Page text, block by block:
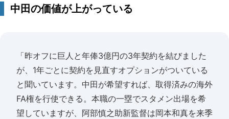
中田の価値が上がっている
「昨オフに巨人と年俸3億円の3年契約を結びました
が、1年ごとに契約を見直すオプションがついている
と聞いています。中田が希望すれば、取得済みの海外
FA権を行使できる。本職の一塁でスタメン出場を希
望していますが、阿部慎之助新監督は岡本和真を来季